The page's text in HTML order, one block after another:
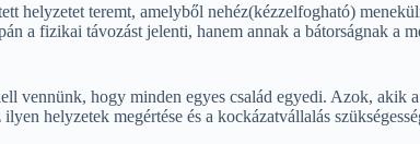
helyzetet teremt, amelyből nehéz(kézzelfogható)
a fizikai távozást jelenti, hanem annak a bátorságnak a
vennünk, hogy minden egyes család egyedi. Azok, akik
helyzetek megértése és a kockázatvállalás